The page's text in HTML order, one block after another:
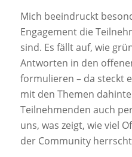
Mich beeindruckt
Engagement die
sind. Es fällt auf, wie
Antworten in den
formulieren – da steckt
mit den Themen
Teilnehmenden auch
uns, was zeigt, wie viel
der Community